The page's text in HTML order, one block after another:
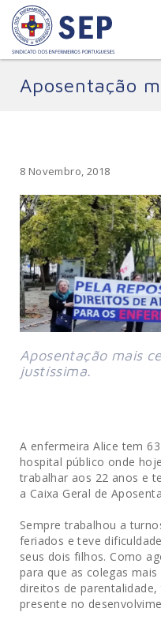
Aposentação
8 Novembro, 2018
Aposentação mais
justíssima.
A enfermeira Alice tem
hospital público onde
trabalhar aos 22 anos e
a Caixa Geral de
Sempre trabalhou a
feriados e teve
seus dois filhos. Como
para que as colegas
direitos de
presente no